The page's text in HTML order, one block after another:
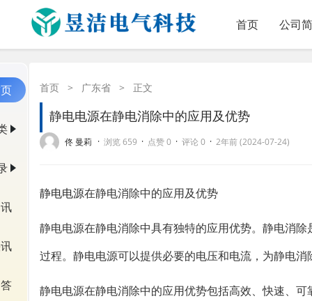
首页 公司
首页 > 广东省 > 正文
静电电源在静电消除中的应用及优势
佟 曼莉 · 浏览 659 · 点赞 0 · 评论 0 · 2年前 (2024-07-24)
静电电源在静电消除中的应用及优势
静电电源在静电消除中具有独特的应用优势。静电消
过程。静电电源可以提供必要的电压和电流，为静电
静电电源在静电消除中的应用优势包括高效、快速、